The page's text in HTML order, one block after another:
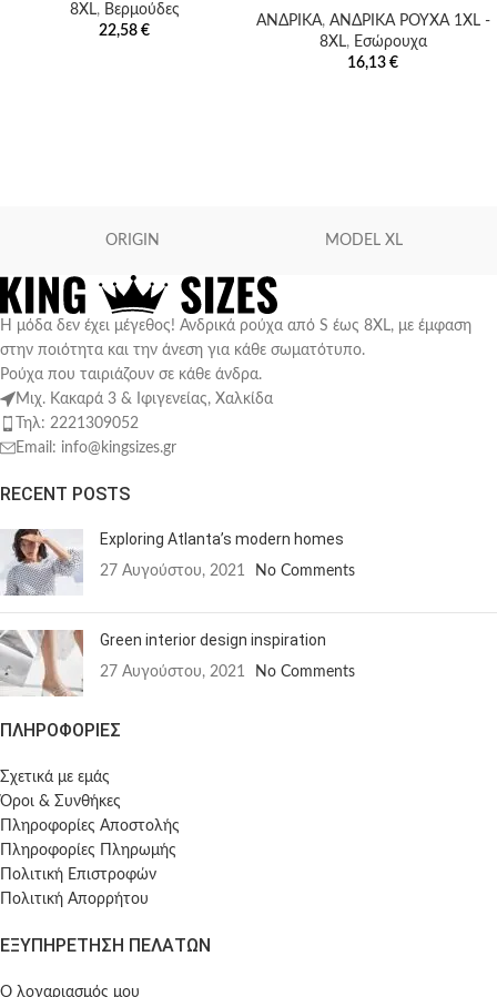
8XL, Βερμούδες
22,58 €
ΑΝΔΡΙΚΑ, ΑΝΔΡΙΚΑ ΡΟΥΧΑ 1XL -
8XL, Εσώρουχα
16,13 €
ORIGIN MODEL XL
Η μόδα δεν έχει μέγεθος! Ανδρικά ρούχα από S έως 8XL, με έμφαση
στην ποιότητα και την άνεση για κάθε σωματότυπο.
Ρούχα που ταιριάζουν σε κάθε άνδρα.
Μιχ. Κακαρά 3 & Ιφιγενείας, Χαλκίδα
Τηλ: 2221309052
Email: info@kingsizes.gr
RECENT POSTS
Exploring Atlanta’s modern homes
27 Αυγούστου, 2021 No Comments
Green interior design inspiration
27 Αυγούστου, 2021 No Comments
ΠΛΗΡΟΦΟΡΙΕΣ
Σχετικά με εμάς
Όροι & Συνθήκες
Πληροφορίες Αποστολής
Πληροφορίες Πληρωμής
Πολιτική Επιστροφών
Πολιτική Απορρήτου
ΕΞΥΠΗΡΕΤΗΣΗ ΠΕΛΑΤΩΝ
Ο λογαριασμός μου